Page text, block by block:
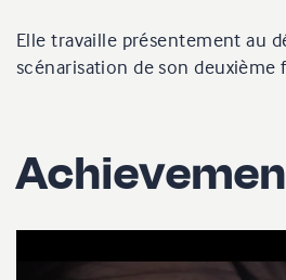
Elle travaille présentement au
scénarisation de son